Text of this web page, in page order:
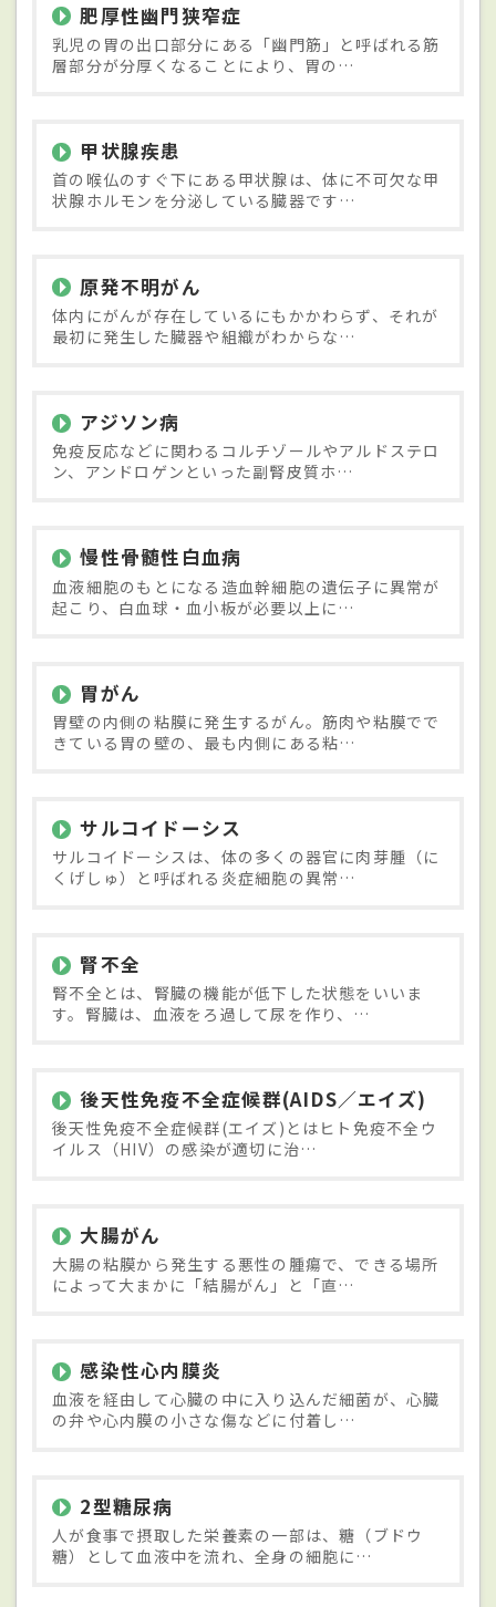
肥厚性幽門狭窄症
乳児の胃の出口部分にある「幽門筋」と呼ばれる筋
層部分が分厚くなることにより、胃の…
甲状腺疾患
首の喉仏のすぐ下にある甲状腺は、体に不可欠な甲
状腺ホルモンを分泌している臓器です…
原発不明がん
体内にがんが存在しているにもかかわらず、それが
最初に発生した臓器や組織がわからな…
アジソン病
免疫反応などに関わるコルチゾールやアルドステロ
ン、アンドロゲンといった副腎皮質ホ…
慢性骨髄性白血病
血液細胞のもとになる造血幹細胞の遺伝子に異常が
起こり、白血球・血小板が必要以上に…
胃がん
胃壁の内側の粘膜に発生するがん。筋肉や粘膜でで
きている胃の壁の、最も内側にある粘…
サルコイドーシス
サルコイドーシスは、体の多くの器官に肉芽腫（に
くげしゅ）と呼ばれる炎症細胞の異常…
腎不全
腎不全とは、腎臓の機能が低下した状態をいいま
す。腎臓は、血液をろ過して尿を作り、…
後天性免疫不全症候群(AIDS／エイズ)
後天性免疫不全症候群(エイズ)とはヒト免疫不全ウ
イルス（HIV）の感染が適切に治…
大腸がん
大腸の粘膜から発生する悪性の腫瘍で、できる場所
によって大まかに「結腸がん」と「直…
感染性心内膜炎
血液を経由して心臓の中に入り込んだ細菌が、心臓
の弁や心内膜の小さな傷などに付着し…
2型糖尿病
人が食事で摂取した栄養素の一部は、糖（ブドウ
糖）として血液中を流れ、全身の細胞に…